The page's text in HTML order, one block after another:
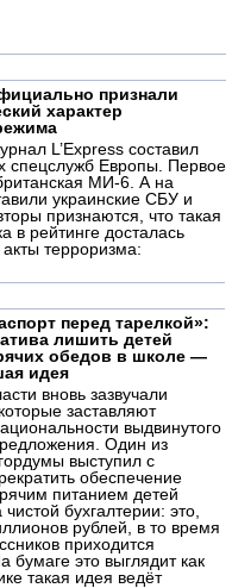
признали
характер
L’Express составил
спецслужб Европы. Первое
МИ-6. А на
украинские СБУ и
признаются, что такая
в рейтинге досталась
терроризма:
перед тарелкой»:
лишить детей
обедов в школе —
идея
вновь зазвучали
заставляют
выдвинутого
Один из
выступил с
обеспечение
питанием детей
бухгалтерии: это,
рублей, в то время
приходится
бумаге это выглядит как
такая идея ведёт